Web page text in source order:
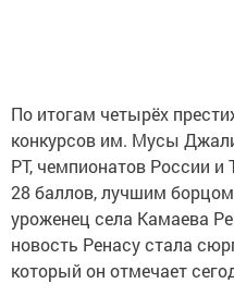
По итогам четырёх
конкурсов им. Мусы
РТ, чемпионатов России и
28 баллов, лучшим
уроженец села Камаева
новость Ренасу стала
который он отмечает